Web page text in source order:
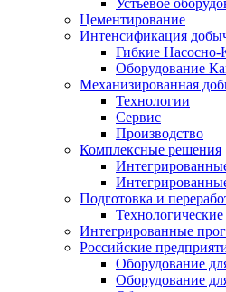
Устьевое
Цементирование
Интенсификация
Гибкие
Оборудование
Механизированная
Технологии
Сервис
Производство
Комплексные решения
Подготовка и
Интегрированные
Российские
Оборудование
Оборудование